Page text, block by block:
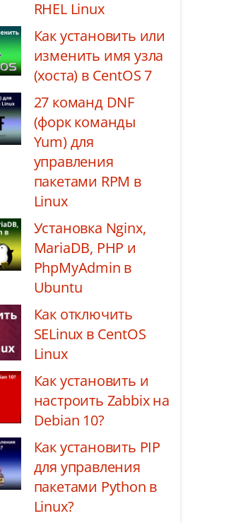
RHEL Linux
Как установить или
изменить имя узла
(хоста) в CentOS 7
27 команд DNF
(форк команды
Yum) для
управления
пакетами RPM в
Linux
Установка Nginx,
MariaDB, PHP и
PhpMyAdmin в
Ubuntu
Как отключить
SELinux в CentOS
Linux
Как установить и
настроить Zabbix на
Debian 10?
Как установить PIP
для управления
пакетами Python в
Linux?